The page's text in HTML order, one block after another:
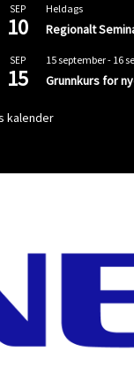
SEP
10
Heldags
Regionalt
SEP
15
15 september- 16
Grunnkurs for
kalender